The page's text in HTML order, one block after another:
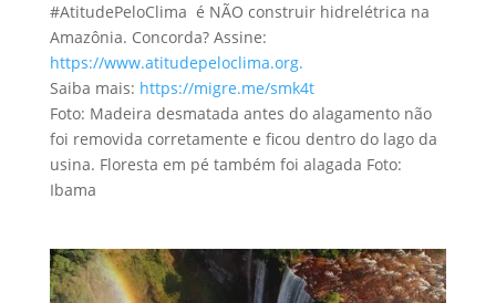
#AtitudePeloClima é NÃO construir hidrelétrica na
Amazônia. Concorda? Assine:
https://www.atitudepeloclima.org.
Saiba mais: https://migre.me/smk4t
Foto: Madeira desmatada antes do alagamento não
foi removida corretamente e ficou dentro do lago da
usina. Floresta em pé também foi alagada Foto:
Ibama